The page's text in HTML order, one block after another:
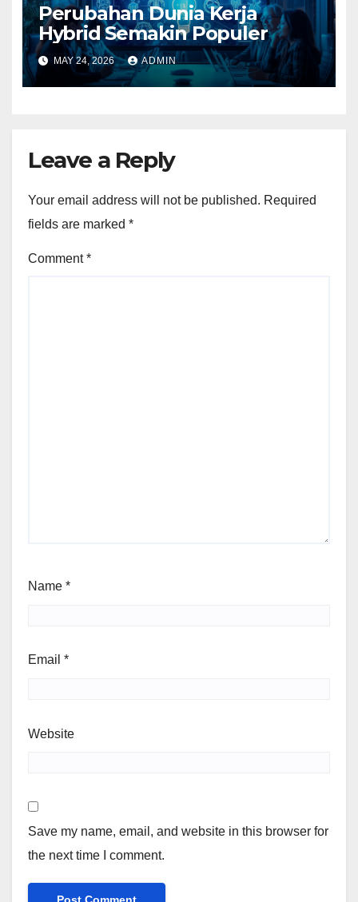
Perubahan Dunia Kerja
Hybrid Semakin Populer
MAY 24, 2026 ADMIN
Leave a Reply
Your email address will not be published. Required
fields are marked *
Comment*
Name *
Email *
Website
Save my name, email, and website in this browser for
the next time I comment.